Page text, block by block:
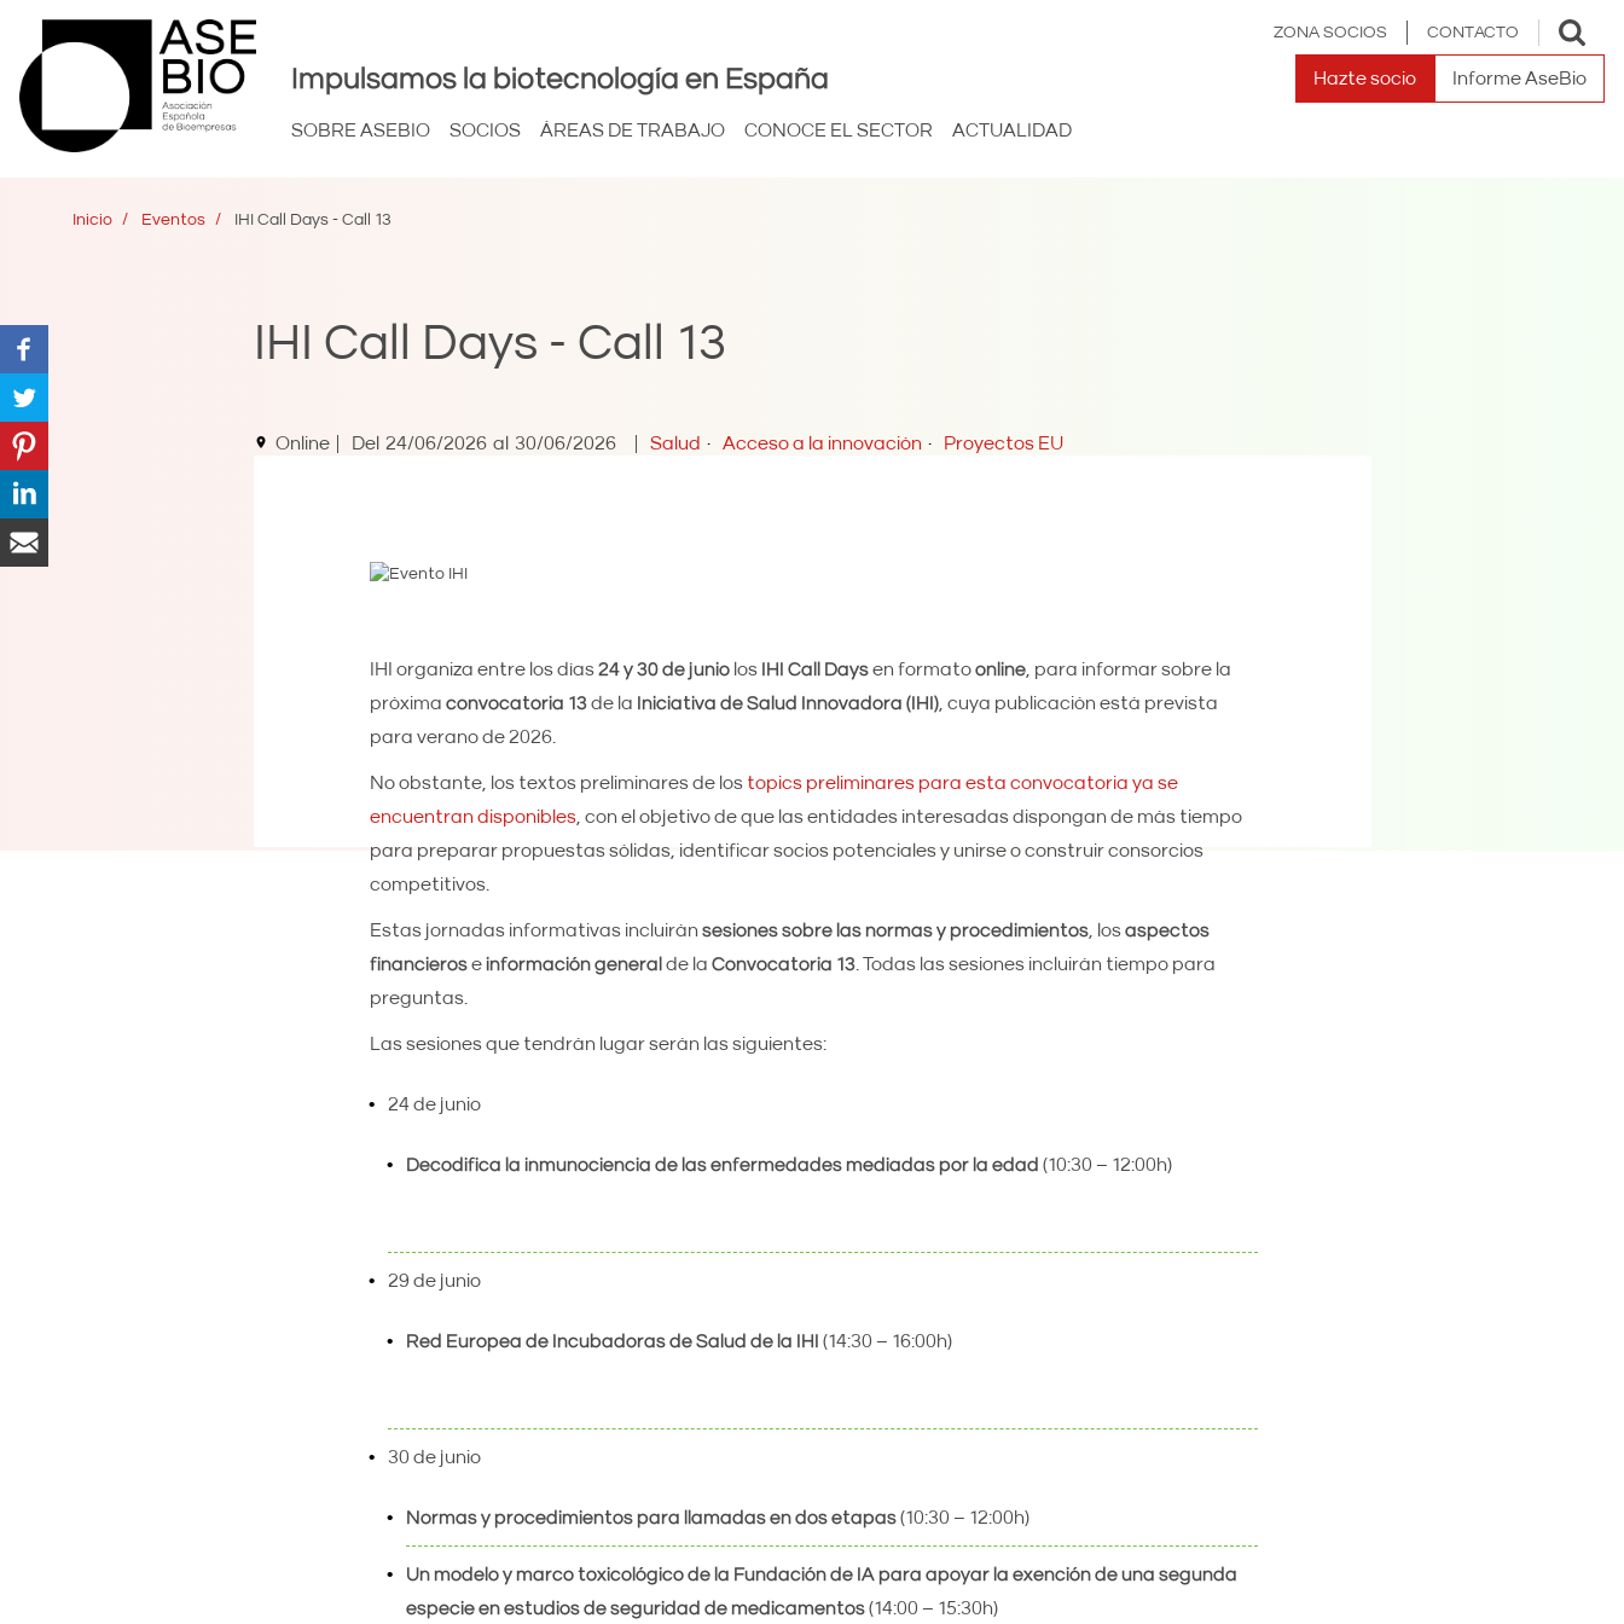
ZONA SOCIOS CONTACTO
Toggle
search
Impulsamos la biotecnología en España Hazte socio Informe AseBio
SOBRE ASEBIO SOCIOS ÁREAS DE TRABAJO CONOCE EL SECTOR ACTUALIDAD
Inicio Eventos IHI Call Days - Call 13
IHI Call Days - Call 13
Online Del 24/06/2026 al 30/06/2026 Salud Acceso a la innovación Proyectos EU
IHI organiza entre los días24 y 30 de juniolos IHI Call Daysen formatoonline, para informar sobre la
próxima convocatoria 13de la Iniciativa de Salud Innovadora (IHI), cuya publicación está prevista
para verano de 2026.
No obstante, los textos preliminares de los topics preliminares para esta convocatoria ya se
encuentran disponibles, con el objetivo de que las entidades interesadas dispongan de más tiempo
para preparar propuestas sólidas, identificar socios potenciales y unirse o construir consorcios
competitivos.
Estas jornadas informativas incluirán sesiones sobre las normas y procedimientos, losaspectos
financieroseinformación general de la Convocatoria 13. Todas las sesiones incluirán tiempo para
preguntas.
Las sesiones que tendrán lugar serán las siguientes:
24 de junio
Decodifica la inmunociencia de las enfermedades mediadas por la edad (10:30 – 12:00h)
29 de junio
Red Europea de Incubadoras de Salud de la IHI (14:30 – 16:00h)
30 de junio
Normas y procedimientos para llamadas en dos etapas(10:30 – 12:00h)
Un modelo y marco toxicológico de la Fundación de IA para apoyar la exención de una segunda
especie en estudios de seguridad de medicamentos(14:00 – 15:30h)